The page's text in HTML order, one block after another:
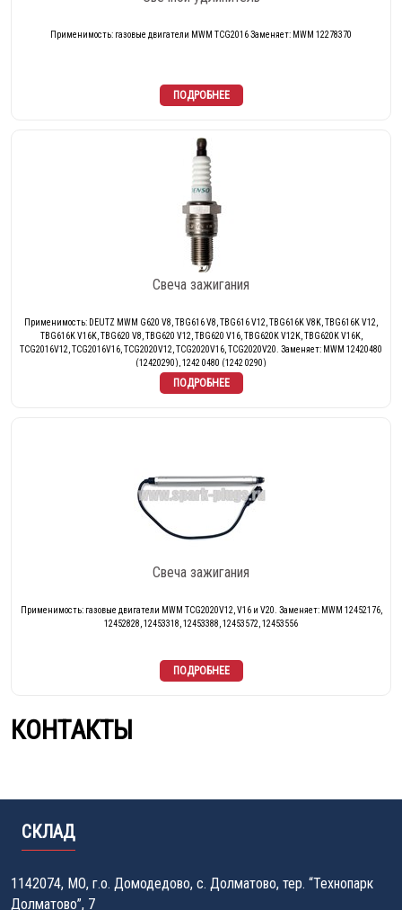
Применимость: газовые двигатели MWM TCG2016 Заменяет: MWM 12278370
Свеча зажигания
Применимость: DEUTZ MWM G620 V8, TBG616 V8, TBG616 V12, TBG616K V8K, TBG616K V12,
TBG616K V16K, TBG620 V8, TBG620 V12, TBG620 V16, TBG620K V12K, TBG620K V16K,
TCG2016V12, TCG2016V16, TCG2020V12, TCG2020V16, TCG2020V20. Заменяет: MWM 12420480
(12420290), 1242 0480 (1242 0290)
Свеча зажигания
Применимость: газовые двигатели MWM TCG2020V12, V16 и V20. Заменяет: MWM 12452176,
12452828, 12453318, 12453388, 12453572, 12453556
КОНТАКТЫ
СКЛАД
1142074, МО, г.о. Домодедово, с. Долматово, тер. “Технопарк
Долматово”, 7